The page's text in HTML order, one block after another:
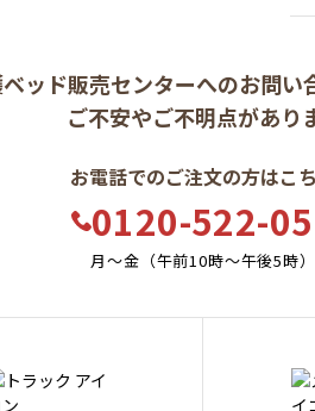
ッド販売センターへのお問い
ご不安やご不明点があり
お電話でのご注文の方はこ
0120-522-
月〜金（午前10時〜午後5時）